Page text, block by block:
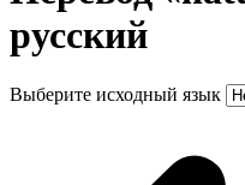
русский
Выберите исходный язык